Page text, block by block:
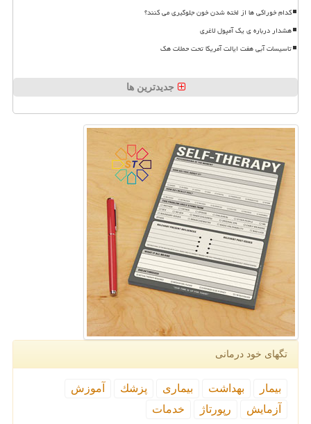
کدام خوراکی ها از لخته شدن خون جلوگیری می کنند؟
هشدار درباره ی یک آمپول لاغری
تاسیسات آبی هفت ایالت آمریکا تحت حملات هک
جدیدترین ها
تگهای خود درمانی
بیمار بهداشت بیماری پزشك
آموزش
آزمایش
رپورتاژ خدمات